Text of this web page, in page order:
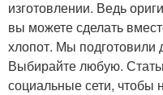
изготовлении. Ведь
вы можете сделать
хлопот. Мы подготовили
Выбирайте любую.
социальные сети, чтобы